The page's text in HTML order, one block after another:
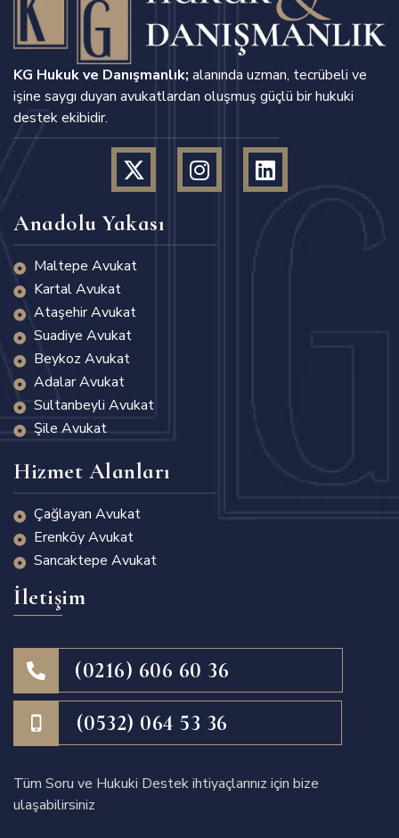
KG Hukuk ve Danışmanlık; alanında uzman, tecrübeli ve
işine saygı duyan avukatlardan oluşmuş güçlü bir hukuki
destek ekibidir.
Anadolu Yakası
Maltepe Avukat
Kartal Avukat
Ataşehir Avukat
Suadiye Avukat
Beykoz Avukat
Adalar Avukat
Sultanbeyli Avukat
Şile Avukat
Hizmet Alanları
Çağlayan Avukat
Erenköy Avukat
Sancaktepe Avukat
İletişim
(0216) 606 60 36
(0532) 064 53 36
Tüm Soru ve Hukuki Destek ihtiyaçlarınız için bize
ulaşabilirsiniz